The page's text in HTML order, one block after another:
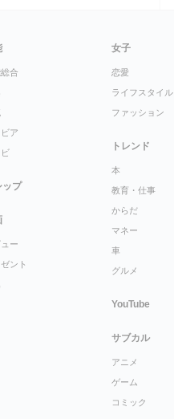
合
ア
ップ
ー
ント
女子
恋愛
ライフスタイル
ファッション
トレンド
本
教育・仕事
からだ
マネー
車
グルメ
YouTube
サブカル
アニメ
ゲーム
コミック